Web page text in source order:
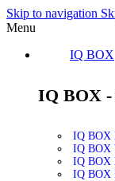
Skip to navigation
Menu
IQ BOX
IQ BOX -
IQ BOX
IQ BOX
IQ BOX
IQ BOX